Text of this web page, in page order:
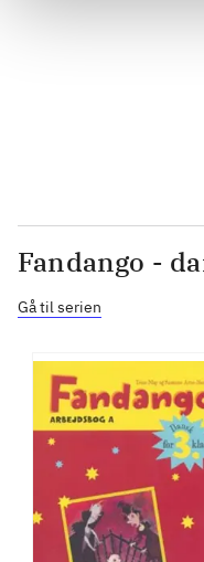
Fandango -
Gå til serien